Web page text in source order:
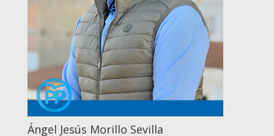
Ángel Jesús Morillo Sevilla